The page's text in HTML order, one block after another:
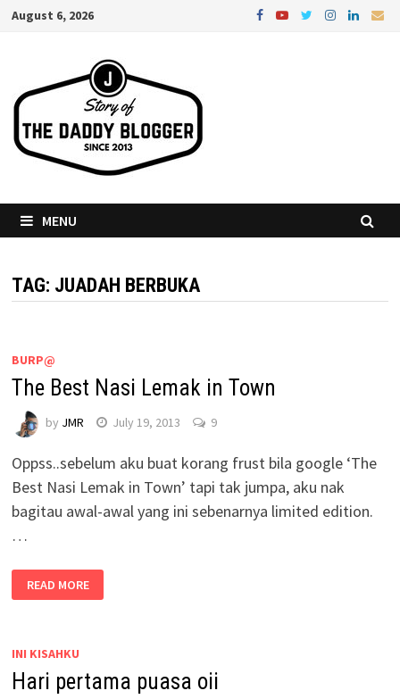
SkipAugust 6, 2026
MENU
TAG: JUADAH BERBUKA
BURP@
The Best Nasi Lemak in Town
by JMR July 19, 2013 9
Oppss..sebelum aku buat korang frust bila google ‘The
Best Nasi Lemak in Town’ tapi tak jumpa, aku nak
bagitau awal-awal yang ini sebenarnya limited edition.
…
READ MORE
INI KISAHKU
Hari pertama puasa oii